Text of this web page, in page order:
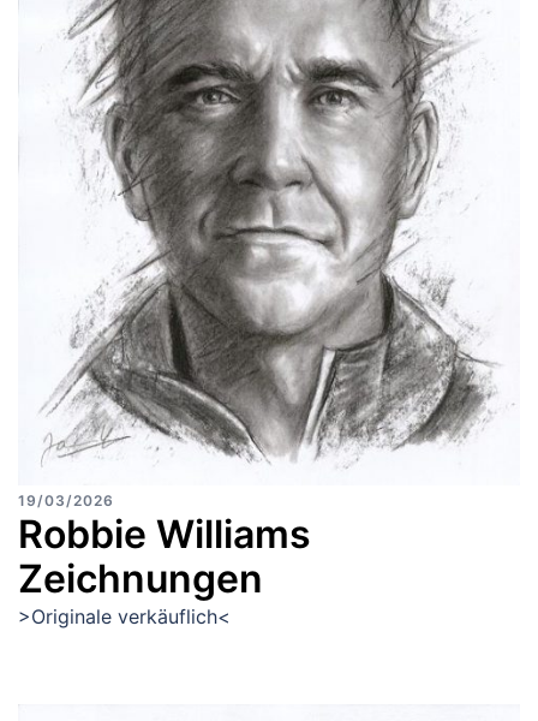
19/03/2026
Robbie Williams
Zeichnungen
>Originale verkäuflich<